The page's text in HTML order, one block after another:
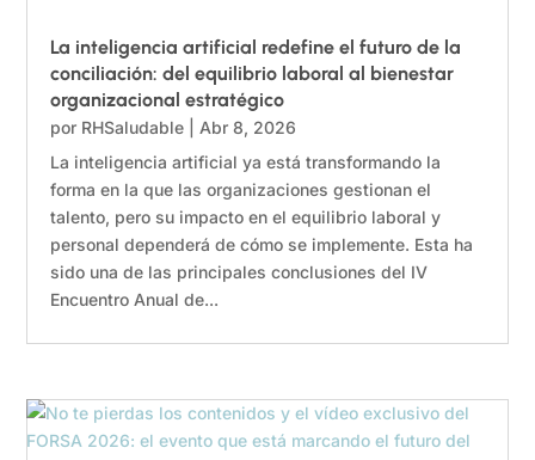
La inteligencia artificial redefine el futuro de la
conciliación: del equilibrio laboral al bienestar
organizacional estratégico
por RHSaludable
Abr 8, 2026
La inteligencia artificial ya está transformando la
forma en la que las organizaciones gestionan el
talento, pero su impacto en el equilibrio laboral y
personal dependerá de cómo se implemente. Esta ha
sido una de las principales conclusiones del IV
Encuentro Anual de...